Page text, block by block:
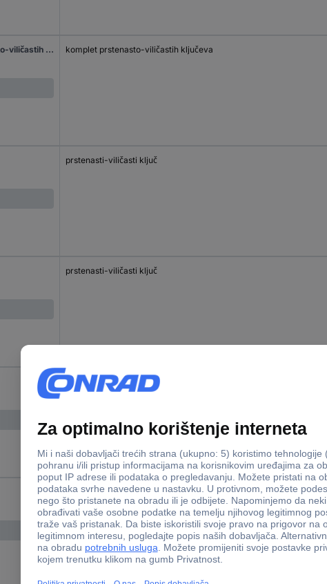
Facom 40B.JP7PB 40B.JP7PB komplet prstenasto-viličastih ključeva komplet prstenasto-viličastih ključeva
prstenasti-viličasti ključ
prstenasti-viličasti ključ
prstenasti-viličasti ključ
prstenasti-viličasti ključ